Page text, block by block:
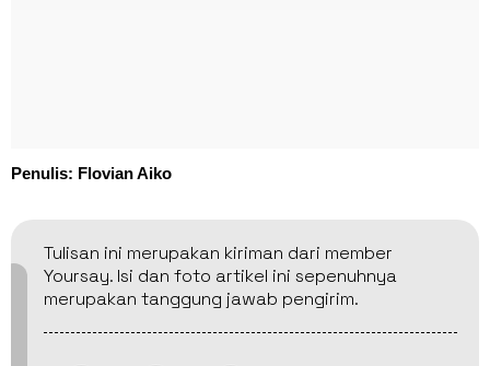
Penulis: Flovian Aiko
Tulisan ini merupakan kiriman dari member
Yoursay. Isi dan foto artikel ini sepenuhnya
merupakan tanggung jawab pengirim.